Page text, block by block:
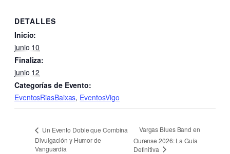
DETALLES
Inicio:
junio 10
Finaliza:
junio 12
Categorías de Evento:
EventosRiasBaixas, EventosVigo
Un Evento Doble que Combina
Divulgación y Humor de
Vanguardia
Vargas Blues Band en
Ourense 2026: La Guía
Definitiva